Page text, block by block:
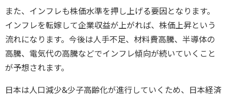
また、インフレも株価水準を押し上げる要因となります。
インフレを転嫁して企業収益が上がれば、株価上昇という
流れになります。今後は人手不足、材料費高騰、半導体の
高騰、電気代の高騰などでインフレ傾向が続いていくこと
が予想されます。
日本は人口減少&少子高齢化が進行していくため、日本経済